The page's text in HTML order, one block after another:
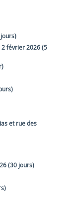
2 février 2026 (5
et rue des
(30 jours)